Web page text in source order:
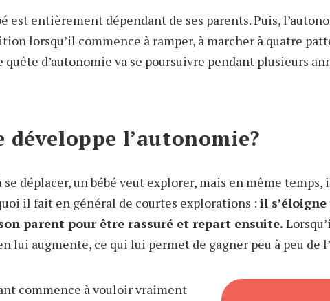
est entièrement dépendant de ses parents. Puis,
lorsqu’il commence à ramper, à marcher à quatre
quête d’autonomie va se poursuivre pendant plusieurs
développe l’autonomie?
se déplacer, un bébé veut explorer, mais en même temps,
il fait en général de courtes explorations : il s’éloigne
parent pour être rassuré et repart ensuite.
lui augmente, ce qui lui permet de gagner peu à peu de
commence à vouloir vraiment